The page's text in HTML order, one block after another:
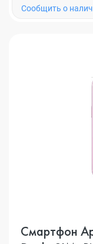
Cообщить о
Смартфон